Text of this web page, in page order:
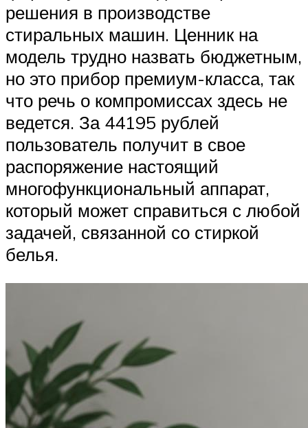
решения в производстве
стиральных машин. Ценник на
модель трудно назвать бюджетным,
но это прибор премиум-класса, так
что речь о компромиссах здесь не
ведется. За 44195 рублей
пользователь получит в свое
распоряжение настоящий
многофункциональный аппарат,
который может справиться с любой
задачей, связанной со стиркой
белья.